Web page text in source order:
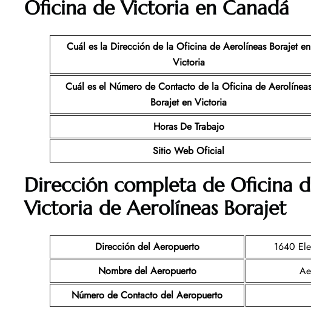
Oficina de Victoria en Canadá
Cuál es la Dirección de la Oficina de Aerolíneas Borajet en
Victoria
Cuál es el Número de Contacto de la Oficina de Aerolíneas
Borajet en Victoria
Horas De Trabajo
Sitio Web Oficial
Dirección completa de Oficina
Victoria de Aerolíneas Borajet
Dirección del Aeropuerto
1640
Nombre del Aeropuerto
Número de Contacto del Aeropuerto